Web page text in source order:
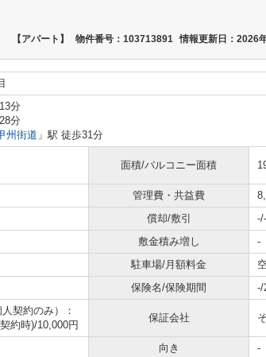
【アパート】 物件番号：103713891 情報更新日：2026
分
分
州街道 」駅 徒歩31分
面積/バルコニー面積
管理費・共益費
償却/敷引
-/-
敷金積み増し
-
駐車場/月額料金
保険名/保険期間 -/
契約のみ）：
約時)/10,000円
保証会社
向き
-